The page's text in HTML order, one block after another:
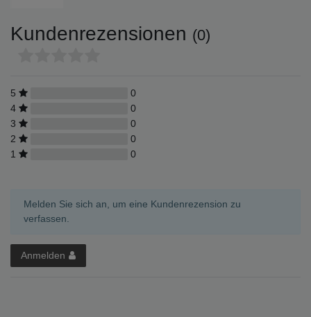
Kundenrezensionen (0)
5
0
4
0
3
0
2
0
1
0
Melden Sie sich an, um eine Kundenrezension zu
verfassen.
Anmelden